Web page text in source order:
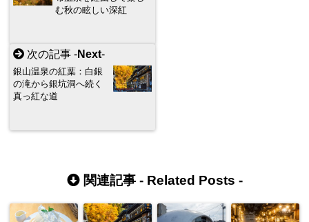
む秋の眩しい深紅
次の記事 -Next-
銀山温泉の紅葉：白銀
の滝から銀坑洞へ続く
真っ紅な道
関連記事 - Related Posts -